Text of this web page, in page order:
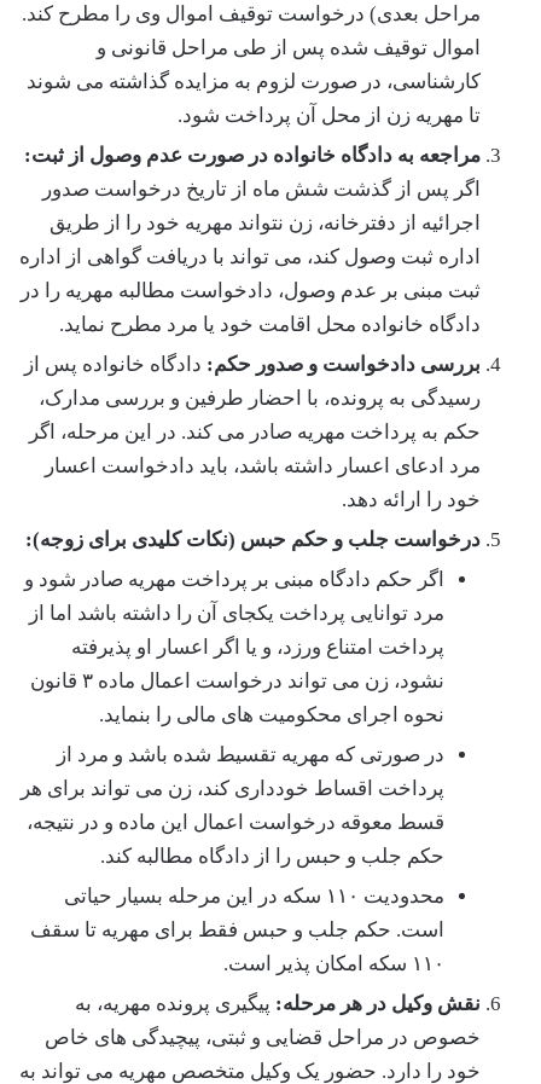
مراحل بعدی) درخواست توقیف اموال وی را مطرح کند.
اموال توقیف شده پس از طی مراحل قانونی و
کارشناسی، در صورت لزوم به مزایده گذاشته می شوند
تا مهریه زن از محل آن پرداخت شود.
مراجعه به دادگاه خانواده در صورت عدم وصول از ثبت:
اگر پس از گذشت شش ماه از تاریخ درخواست صدور
اجرائیه از دفترخانه، زن نتواند مهریه خود را از طریق
اداره ثبت وصول کند، می تواند با دریافت گواهی از اداره
ثبت مبنی بر عدم وصول، دادخواست مطالبه مهریه را در
دادگاه خانواده محل اقامت خود یا مرد مطرح نماید.
بررسی دادخواست و صدور حکم: دادگاه خانواده پس از
رسیدگی به پرونده، با احضار طرفین و بررسی مدارک،
حکم به پرداخت مهریه صادر می کند. در این مرحله، اگر
مرد ادعای اعسار داشته باشد، باید دادخواست اعسار
خود را ارائه دهد.
درخواست جلب و حکم حبس (نکات کلیدی برای زوجه):
اگر حکم دادگاه مبنی بر پرداخت مهریه صادر شود و
مرد توانایی پرداخت یکجای آن را داشته باشد اما از
پرداخت امتناع ورزد، و یا اگر اعسار او پذیرفته
نشود، زن می تواند درخواست اعمال ماده ۳ قانون
نحوه اجرای محکومیت های مالی را بنماید.
در صورتی که مهریه تقسیط شده باشد و مرد از
پرداخت اقساط خودداری کند، زن می تواند برای هر
قسط معوقه درخواست اعمال این ماده و در نتیجه،
حکم جلب و حبس را از دادگاه مطالبه کند.
محدودیت ۱۱۰ سکه در این مرحله بسیار حیاتی
است. حکم جلب و حبس فقط برای مهریه تا سقف
۱۱۰ سکه امکان پذیر است.
نقش وکیل در هر مرحله: پیگیری پرونده مهریه، به
خصوص در مراحل قضایی و ثبتی، پیچیدگی های خاص
خود را دارد. حضور یک وکیل متخصص مهریه می تواند به